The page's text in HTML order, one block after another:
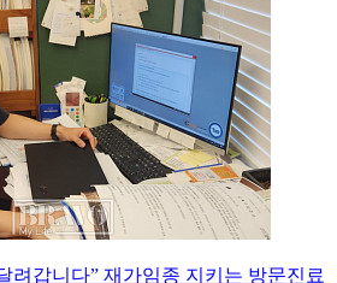
려갑니다” 재가임종 지키는 방문진료